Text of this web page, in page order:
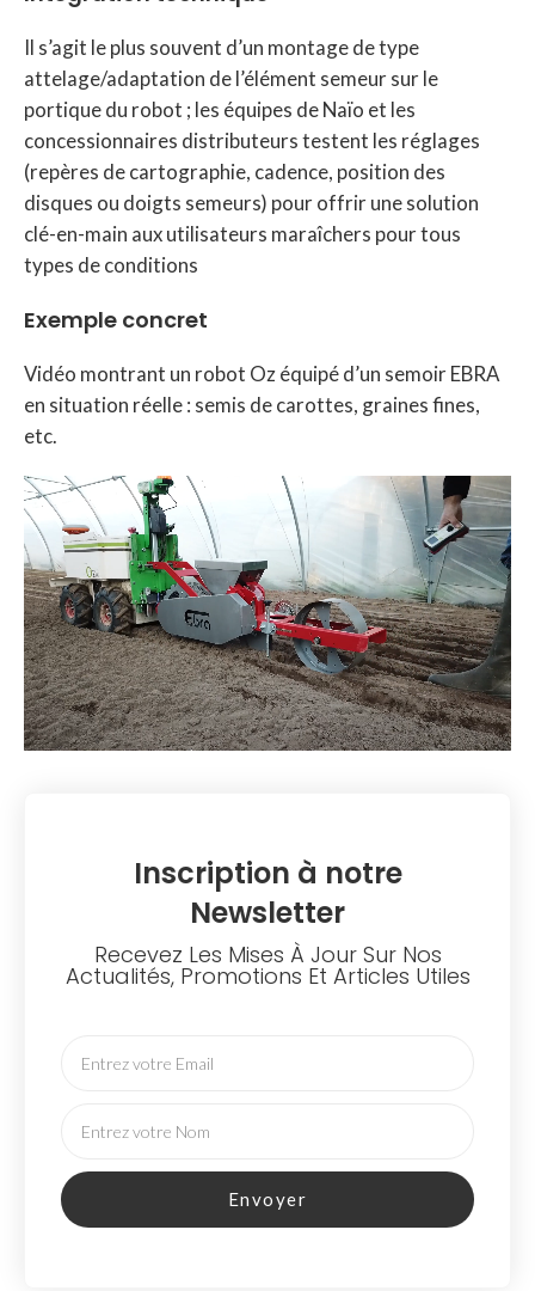
Il s’agit le plus souvent d’un montage de type
attelage/adaptation de l’élément semeur sur le
portique du robot ; les équipes de Naïo et les
concessionnaires distributeurs testent les réglages
(repères de cartographie, cadence, position des
disques ou doigts semeurs) pour offrir une solution
clé-en-main aux utilisateurs maraîchers pour tous
types de conditions
Exemple concret
Vidéo montrant un robot Oz équipé d’un semoir EBRA
en situation réelle : semis de carottes, graines fines,
etc.
Inscription à notre
Newsletter
Recevez Les Mises À Jour Sur Nos
Actualités, Promotions Et Articles Utiles
Envoyer